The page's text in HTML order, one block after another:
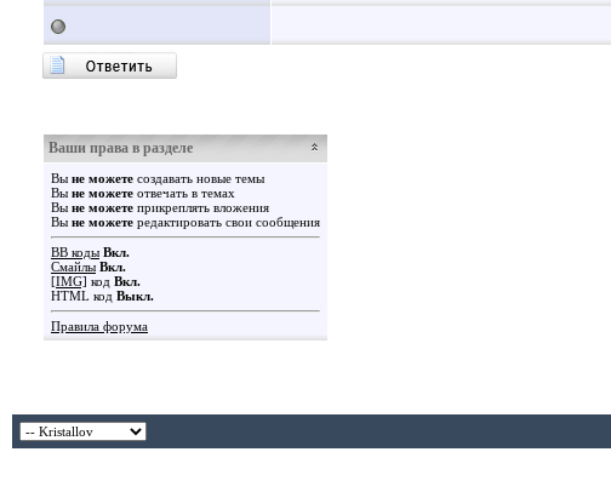
Ваши права в разделе
Вы не можете создавать новые темы
Вы не можете отвечать в темах
Вы не можете прикреплять вложения
Вы не можете редактировать свои сообщения
BB коды Вкл.
Смайлы Вкл.
[IMG] код Вкл.
HTML код Выкл.
Правила форума